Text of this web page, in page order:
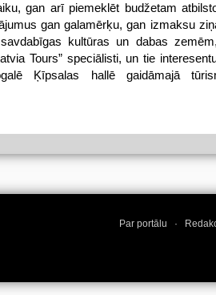
gan arī piemeklēt budžetam
gan galamērķu, gan izmaksu
kultūras un dabas
Tours” speciālisti, un tie
Ķīpsalas hallē gaidāmajā
Par portālu ·